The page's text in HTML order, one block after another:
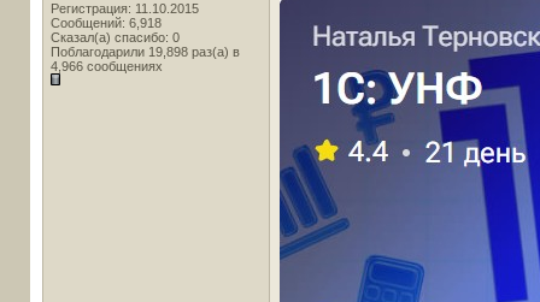
Регистрация: 11.10.2015
Сообщений: 6,918
Сказал(а) спасибо: 0
Поблагодарили 19,898 раз(а) в
4,966 сообщениях